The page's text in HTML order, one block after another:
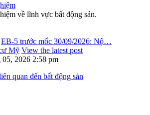
về lĩnh vực bất động sản.
EB-5 trước mốc 30/09/2026: Nộ…
Mỹ View the latest post
05, 2026 2:58 pm
quan đến bất động sản